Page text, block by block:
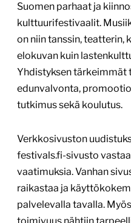
Suomen parhaat ja
kulttuurifestivaalit.
on niin tanssin, teatterin,
elokuvan kuin
Yhdistyksen
edunvalvonta,
tutkimus sekä koulutus.
Verkkosivuston
festivals.fi-sivusto
vaatimuksia. Vanhan
raikastaa ja
palvelevalla tavalla.